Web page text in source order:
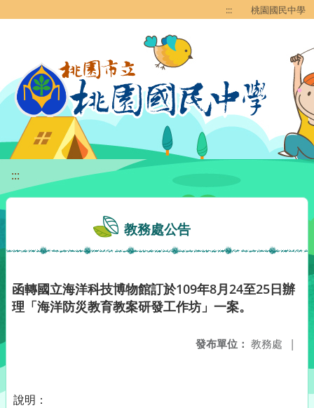
::: 桃園國民中學
:::
教務處公告
函轉國立海洋科技博物館訂於109年8月24至25日辦
理「海洋防災教育教案研發工作坊」一案。
發布單位： 教務處 |
說明：